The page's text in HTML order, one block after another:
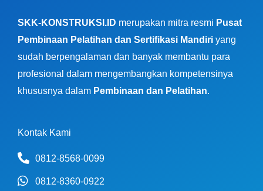
SKK-KONSTRUKSI.ID merupakan mitra resmi Pusat
Pembinaan Pelatihan dan Sertifikasi Mandiri yang
sudah berpengalaman dan banyak membantu para
profesional dalam mengembangkan kompetensinya
khususnya dalam Pembinaan dan Pelatihan.
Kontak Kami
0812-8568-0099
0812-8360-0922